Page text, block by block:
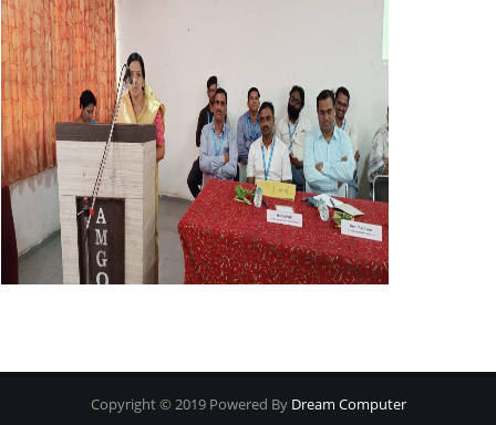
Copyright © 2019 Powered ByDream Computer